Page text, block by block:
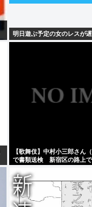
明日遊ぶ予定の女のレスが
【歌舞伎】中村小三郎さん
で書類送検 新宿区の路上